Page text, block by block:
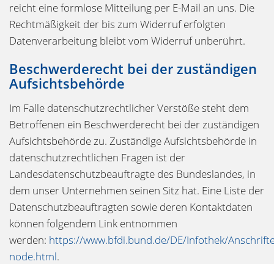
reicht eine formlose Mitteilung per E-Mail an uns. Die
Rechtmäßigkeit der bis zum Widerruf erfolgten
Datenverarbeitung bleibt vom Widerruf unberührt.
Beschwerderecht bei der zuständigen
Aufsichtsbehörde
Im Falle datenschutzrechtlicher Verstöße steht dem
Betroffenen ein Beschwerderecht bei der zuständigen
Aufsichtsbehörde zu. Zuständige Aufsichtsbehörde in
datenschutzrechtlichen Fragen ist der
Landesdatenschutzbeauftragte des Bundeslandes, in
dem unser Unternehmen seinen Sitz hat. Eine Liste der
Datenschutzbeauftragten sowie deren Kontaktdaten
können folgendem Link entnommen
werden: https://www.bfdi.bund.de/DE/Infothek/
node.html.